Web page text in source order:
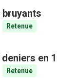
Retenue
en
Retenue